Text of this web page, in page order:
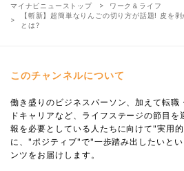
マイナビニューストップ
ワーク＆ライフ
【斬新】超簡単なりんごの切り方が話題! 皮を
とは?
このチャンネルについて
働き盛りのビジネスパーソン、加えて転職
ドキャリアなど、ライフステージの節目
報を必要としている人たちに向けて"実用
に、"ポジティブ"で"一歩踏み出したいと
ンツをお届けします。